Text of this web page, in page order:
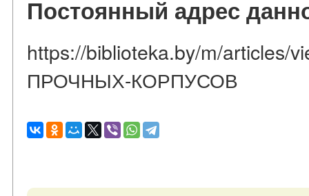
Постоянный адрес
https://biblioteka.by/m/
ПРОЧНЫХ-КОРПУСОВ